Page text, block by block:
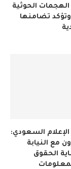
الحوثية
تضامنها
الإعلام السعودي:
مع النيابة
الحقوق